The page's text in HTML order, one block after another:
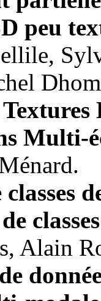
peu
Multi-
Alain